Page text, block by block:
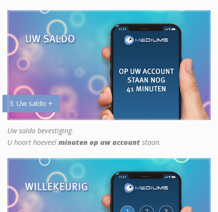
3. Uw saldo +
Uw saldo bevestiging.
U hoort hoeveel minuten op uw account staan.